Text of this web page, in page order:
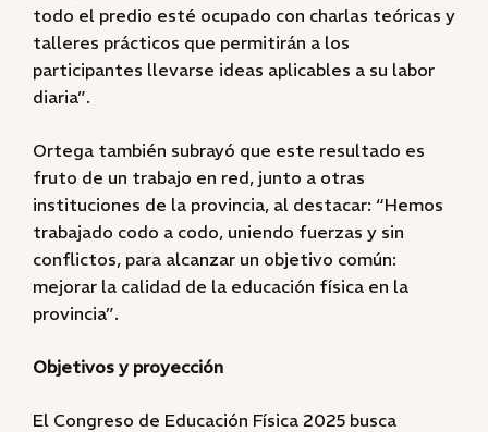
todo el predio esté ocupado con charlas teóricas y
talleres prácticos que permitirán a los
participantes llevarse ideas aplicables a su labor
diaria”.
Ortega también subrayó que este resultado es
fruto de un trabajo en red, junto a otras
instituciones de la provincia, al destacar: “Hemos
trabajado codo a codo, uniendo fuerzas y sin
conflictos, para alcanzar un objetivo común:
mejorar la calidad de la educación física en la
provincia”.
Objetivos y proyección
El Congreso de Educación Física 2025 busca